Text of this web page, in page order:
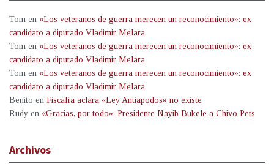
Tom en «Los veteranos de guerra merecen un reconocimiento»: ex
candidato a diputado Vladimir Melara
Tom en «Los veteranos de guerra merecen un reconocimiento»: ex
candidato a diputado Vladimir Melara
Tom en «Los veteranos de guerra merecen un reconocimiento»: ex
candidato a diputado Vladimir Melara
Benito en Fiscalía aclara «Ley Antiapodos» no existe
Rudy en «Gracias, por todo»: Presidente Nayib Bukele a Chivo Pets
Archivos